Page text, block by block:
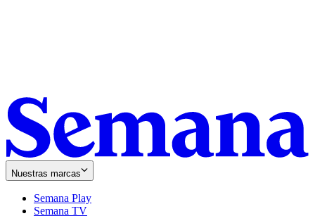
Nuestras marcas
Semana Play
Semana TV